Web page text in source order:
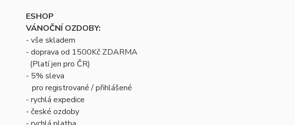
ESHOP
VÁNOČNÍ OZDOBY:
- vše skladem
- doprava od 1500Kč ZDARMA
(Platí jen pro ČR)
- 5% sleva
pro registrované / přihlášené
- rychlá expedice
- české ozdoby